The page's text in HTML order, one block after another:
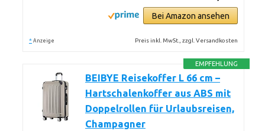
Bei Amazon ansehen
* Anzeige Preis inkl. MwSt., zzgl. Versandkosten
EMPFEHLUNG
BEIBYE Reisekoffer L 66 cm –
Hartschalenkoffer aus ABS mit
Doppelrollen für Urlaubsreisen,
Champagner